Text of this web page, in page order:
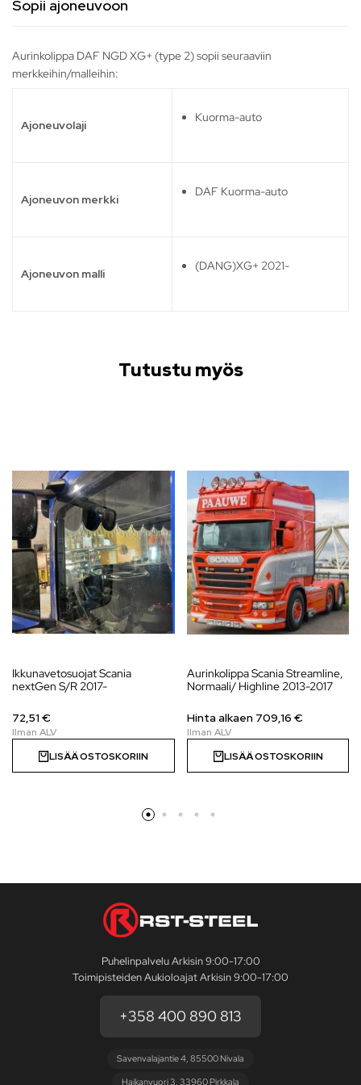
Sopii ajoneuvoon
Aurinkolippa DAF NGD XG+ (type 2) sopii seuraaviin
merkkeihin/malleihin:
Ajoneuvolaji
Kuorma-auto
Ajoneuvon merkki
DAF Kuorma-auto
Ajoneuvon malli
(DANG)XG+ 2021-
Tutustu myös
Ikkunavetosuojat Scania
nextGen S/R 2017-
72,51 €
LISÄÄ OSTOSKORIIN
Aurinkolippa Scania Streamline,
Normaali/ Highline 2013-2017
Hinta alkaen 709,16 €
LISÄÄ OSTOSKORIIN
Puhelinpalvelu Arkisin 9:00-17:00
Toimipisteiden Aukioloajat Arkisin 9:00-17:00
+358 400 890 813
Savenvalajantie 4, 85500 Nivala
Haikanvuori 3, 33960 Pirkkala